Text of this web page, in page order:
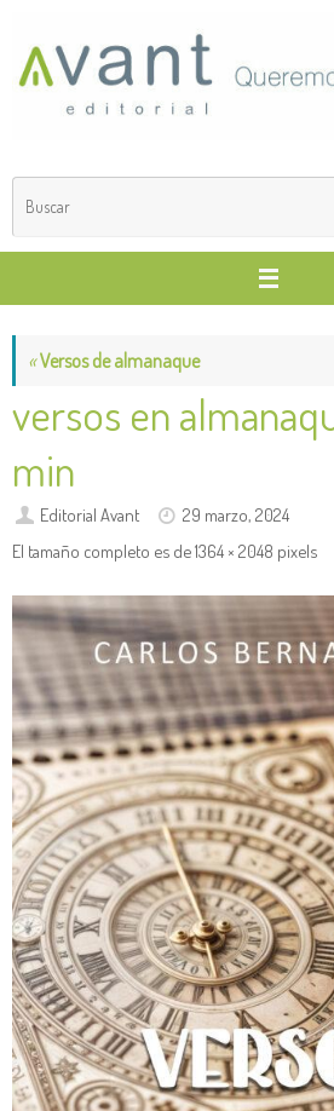
contenido
«Versos de almanaque
versos en
min
Editorial Avant
29 marzo, 2024
El tamaño completo es de1364 × 2048 pixels